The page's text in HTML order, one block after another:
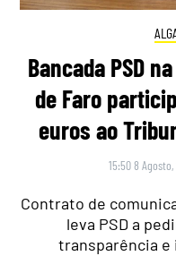
Bancada PSD
de Faro
euros ao
15:50 8
Contrato de
leva PSD a
transparência